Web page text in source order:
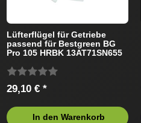
Lüfterflügel für Getriebe
passend für Bestgreen BG
Pro 105 HRBK 13AT71SN655
29,10 € *
In den Warenkorb